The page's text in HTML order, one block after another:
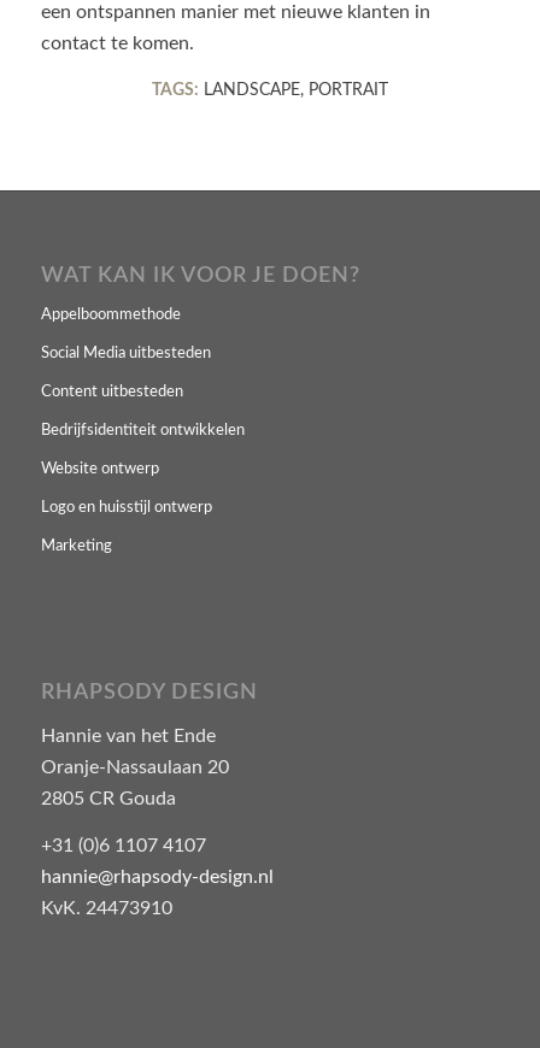
een ontspannen manier met nieuwe klanten in
contact te komen.
TAGS: LANDSCAPE, PORTRAIT
WAT KAN IK VOOR JE DOEN?
Appelboommethode
Social Media uitbesteden
Content uitbesteden
Bedrijfsidentiteit ontwikkelen
Website ontwerp
Logo en huisstijl ontwerp
Marketing
RHAPSODY DESIGN
Hannie van het Ende
Oranje-Nassaulaan 20
2805 CR Gouda
+31 (0)6 1107 4107
hannie@rhapsody-design.nl
KvK. 24473910